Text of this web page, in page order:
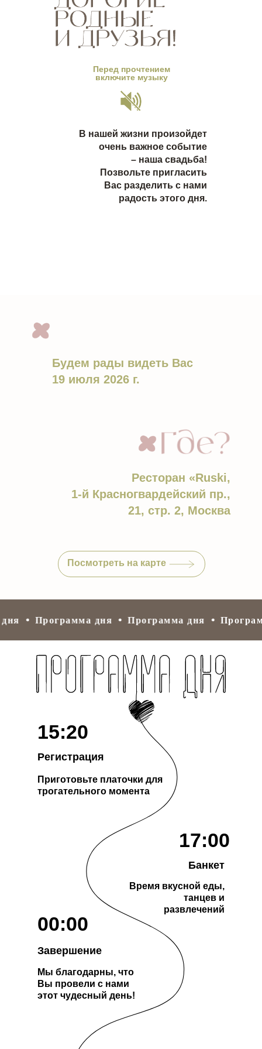
В нашей жизни произойдет
очень важное событие
– наша свадьба!
Позвольте пригласить
Вас разделить с нами
радость этого дня.
Перед прочтением
включите музыку
Будем рады видеть Вас
19 июля 2026 г.
Ресторан «Ruski,
1-й Красногвардейский пр.,
21, стр. 2, Москва
Посмотреть на карте
Программа дня Программа дня
15:20
Приготовьте платочки для
трогательного момента
Регистрация
Банкет
Время вкусной еды,
танцев и
развлечений
17:00
Завершение
Мы благодарны, что
Вы провели с нами
этот чудесный день!
00:00